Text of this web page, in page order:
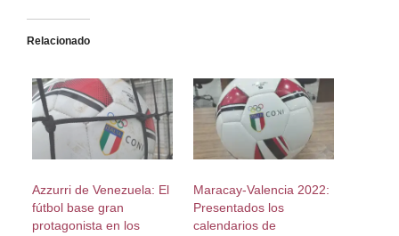
Relacionado
Azzurri de Venezuela: El
fútbol base gran
protagonista en los
Maracay-Valencia 2022:
Presentados los
calendarios de